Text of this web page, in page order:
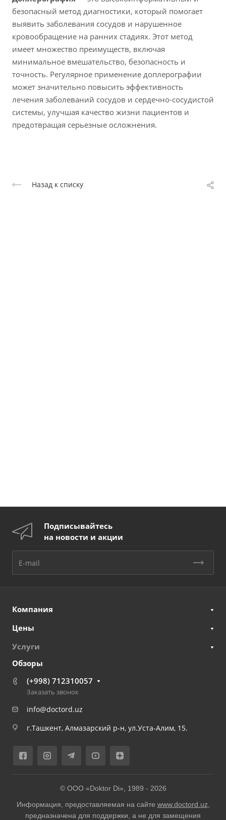
безопасный метод диагностики, который помогает
выявить заболевания сосудов и нарушенное
кровообращение на ранних стадиях. Этот метод
имеет множество преимуществ, включая
минимальное вмешательство, безопасность и
точность. Регулярное применение доплерографии
может значительно повысить эффективность
лечения заболеваний сосудов и сердечно-сосудистой
системы, улучшая качество жизни пациентов и
предотвращая серьезные осложнения.
Назад к списку
Подписывайтесь
на новости и акции
Компания
Цены
Услуги
Обзоры
(+998) 712310057
Заказать звонок
info@doctord.uz
г.Ташкент, Алмазарский р-н, ул.Уста-Алим, 15.
© ООО «Doktor Di», 1989 - 2026
Информация, предоставляемая на сайте www.doctord.uz
предназначена для поддержки, а не для замещения